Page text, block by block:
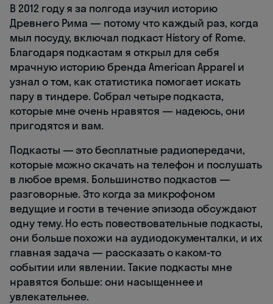
В 2012 году я за полгода изучил историю
Древнего Рима — потому что каждый раз, когда
мыл посуду, включал подкаст History of Rome.
Благодаря подкастам я открыл для себя
мрачную историю бренда American Apparel и
узнал о том, как статистика помогает искать
пару в тиндере. Собрал четыре подкаста,
которые мне очень нравятся — надеюсь, они
пригодятся и вам.
Подкасты — это бесплатные радиопередачи,
которые можно скачать на телефон и послушать
в любое время. Большинство подкастов —
разговорные. Это когда за микрофоном
ведущие и гости в течение эпизода обсуждают
одну тему. Но есть повествовательные подкасты,
они больше похожи на аудиодокументалки, и их
главная задача — рассказать о каком-то
событии или явлении. Такие подкасты мне
нравятся больше: они насыщеннее и
увлекательнее.